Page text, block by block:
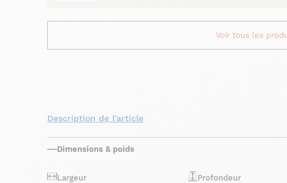
Voir tous les
Description de l'article
Dimensions & poids
Largeur
Profondeur